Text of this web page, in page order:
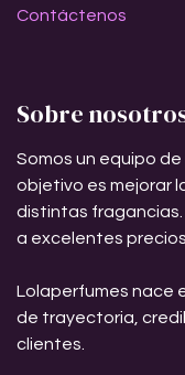
Contáctenos
Sobre
Somos un equipo
objetivo es mejorar
distintas fragancias.
a excelentes
Lolaperfumes nace
de trayectoria,
clientes.